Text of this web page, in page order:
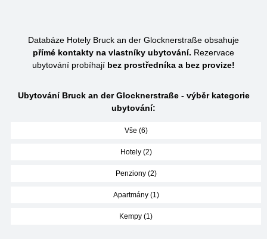
Databáze Hotely Bruck an der Glocknerstraße obsahuje
přímé kontakty na vlastníky ubytování. Rezervace
ubytování probíhají bez prostředníka a bez provize!
Ubytování Bruck an der Glocknerstraße - výběr kategorie
ubytování:
Vše (6)
Hotely (2)
Penziony (2)
Apartmány (1)
Kempy (1)